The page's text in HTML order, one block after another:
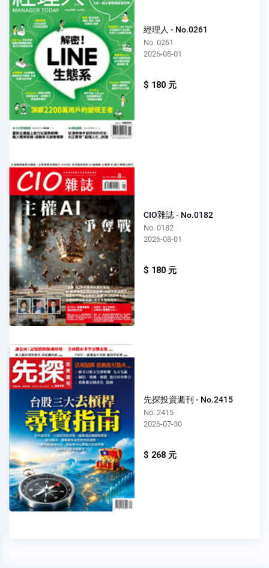
經理人 - No.0261
No. 0261
2026-08-01
$ 180 元
CIO雜誌 - No.0182
No. 0182
2026-08-01
$ 180 元
先探投資週刊 - No.2415
No. 2415
2026-07-30
$ 268 元